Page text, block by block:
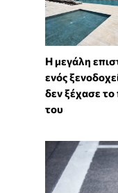
Η μεγάλη
ενός
δεν ξέχασε
του